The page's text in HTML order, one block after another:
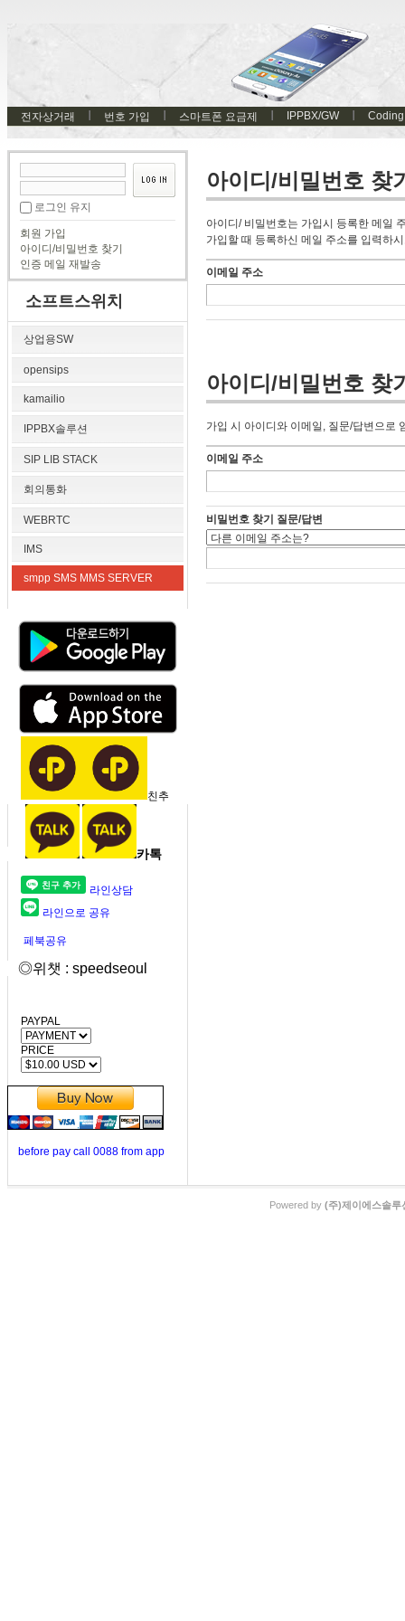
전자상거래 번호 가입 스마트폰 요금제 IPPBX/GW Coding
로그인 유지
회원 가입
아이디/비밀번호 찾기
인증 메일 재발송
소프트스위치
상업용SW
opensips
kamailio
IPPBX솔루션
SIP LIB STACK
회의통화
WEBRTC
IMS
smpp SMS MMS SERVER
친추
카톡
라인상담
라인으로 공유
페북공유
◎위챗 : speedseoul
PAYPAL
PRICE
before pay call 0088 from app
아이디/비밀번호 찾
아이디/ 비밀번호는 가입시 등록한 메일
가입할 때 등록하신 메일 주소를 입력하
이메일 주소
아이디/비밀번호 찾
가입 시 아이디와 이메일, 질문/답변으로
이메일 주소
비밀번호 찾기 질문/답변
Powered by (주)제이에스솔루